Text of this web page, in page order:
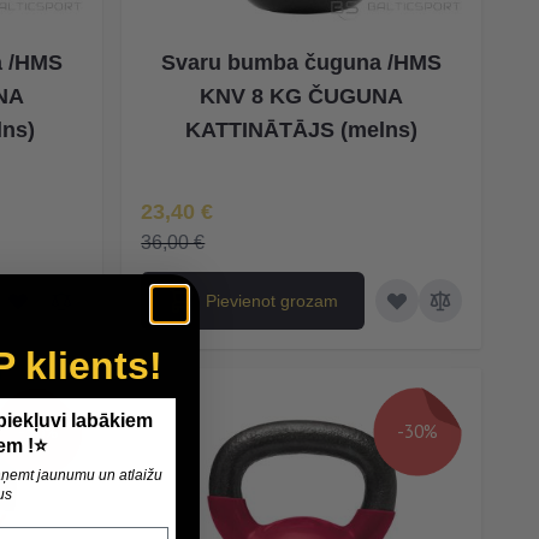
HMS
Svaru bumba čuguna /HMS
KNV 8 KG ČUGUNA
KATTINĀTĀJS (melns)
Īpaša Cena
23,40 €
36,00 €
Pievienot grozam
-30% -30%
klients!
labākiem
!⭐
jaunumu un atlaižu